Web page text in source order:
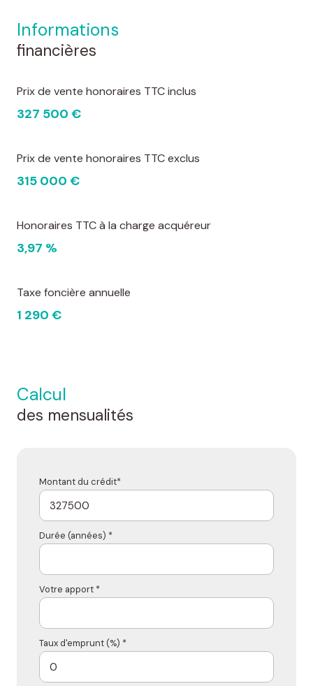
informations
financières
Prix de vente honoraires TTC inclus
327 500 €
Prix de vente honoraires TTC exclus
315 000 €
Honoraires TTC à la charge acquéreur
3,97 %
Taxe foncière annuelle
1 290 €
calcul
des mensualités
Montant du crédit*
Durée (années) *
Votre apport *
Taux d'emprunt (%) *